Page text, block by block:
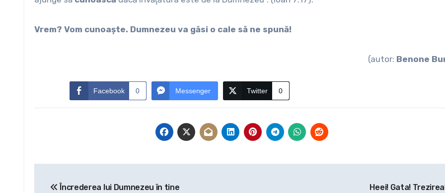
Vrem? Vom cunoaşte. Dumnezeu va găsi o cale să ne spună!
(autor: Benone
Facebook 0 Messenger Twitter 0
Încrederea lui Dumnezeu în tine Heei! Gata!